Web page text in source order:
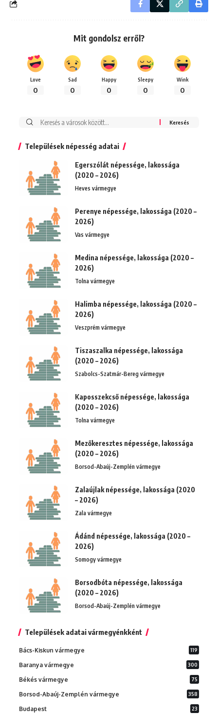
Mit gondolsz erről?
Love
0
Sad
0
Happy
0
Sleepy
0
Wink
0
Keresés:
Települések népesség adatai
Egerszólát népessége, lakossága
(2020 – 2026)
Heves vármegye
Perenye népessége, lakossága (2020 –
2026)
Vas vármegye
Medina népessége, lakossága (2020 –
2026)
Tolna vármegye
Halimba népessége, lakossága (2020 –
2026)
Veszprém vármegye
Tiszaszalka népessége, lakossága
(2020 – 2026)
Szabolcs-Szatmár-Bereg vármegye
Kaposszekcső népessége, lakossága
(2020 – 2026)
Tolna vármegye
Mezőkeresztes népessége, lakossága
(2020 – 2026)
Borsod-Abaúj-Zemplén vármegye
Zalaújlak népessége, lakossága (2020
– 2026)
Zala vármegye
Ádánd népessége, lakossága (2020 –
2026)
Somogy vármegye
Borsodbóta népessége, lakossága
(2020 – 2026)
Borsod-Abaúj-Zemplén vármegye
Települések adatai vármegyénkként
Bács-Kiskun vármegye 119
Baranya vármegye 300
Békés vármegye 75
Borsod-Abaúj-Zemplén vármegye 358
Budapest 23